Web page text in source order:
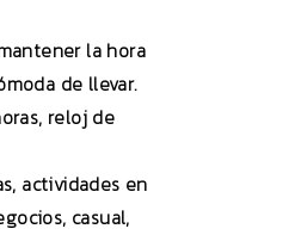
la hora
de llevar.
reloj de
actividades en
casual,